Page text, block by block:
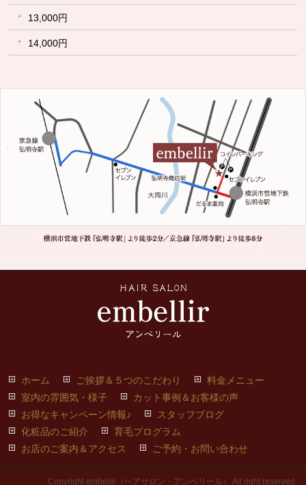
13,000円
14,000円
ホーム ご挨拶＆５つのこだわり
料金メニュー
室内の雰囲気・様子
カット事例＆お客様の声
お得なキャンペーン情報♪
スタッフブログ
化粧品のご紹介
育毛プログラム
お店のご案内＆アクセス
ご予約・お問い合わせ
Copyright embellir（ヘアサロン・アンベリール） All right reserved.